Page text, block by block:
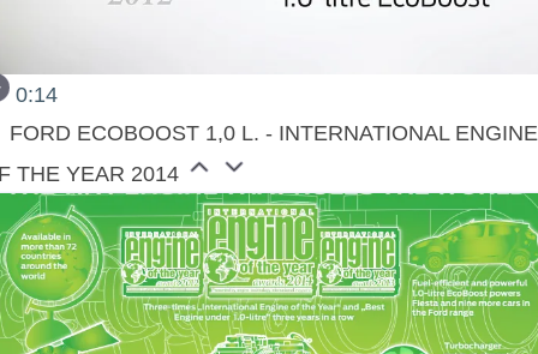
0:14
FORD ECOBOOST 1,0 L. - INTERNATIONAL ENGINE
THE YEAR 2014